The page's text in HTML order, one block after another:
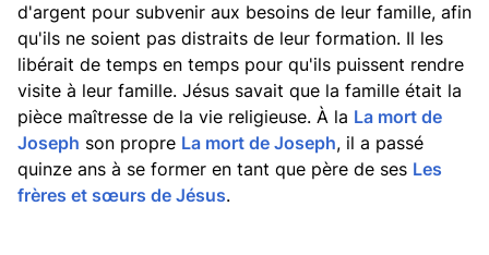
d'argent pour subvenir aux besoins de leur famille, afin
qu'ils ne soient pas distraits de leur formation. Il les
libérait de temps en temps pour qu'ils puissent rendre
visite à leur famille. Jésus savait que la famille était la
pièce maîtresse de la vie religieuse. À la La mort de
Joseph son propre La mort de Joseph, il a passé
quinze ans à se former en tant que père de ses Les
frères et sœurs de Jésus.